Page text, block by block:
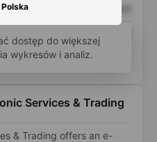
Polska
XXXXXXX
dostęp do większej
wykresów i analiz.
Services & Trading
& Trading offers an e-